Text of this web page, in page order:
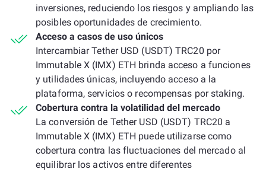
inversiones, reduciendo los riesgos y ampliando las
posibles oportunidades de crecimiento.
Acceso a casos de uso únicos
Intercambiar Tether USD (USDT) TRC20 por
Immutable X (IMX) ETH brinda acceso a funciones
y utilidades únicas, incluyendo acceso a la
plataforma, servicios o recompensas por staking.
Cobertura contra la volatilidad del mercado
La conversión de Tether USD (USDT) TRC20 a
Immutable X (IMX) ETH puede utilizarse como
cobertura contra las fluctuaciones del mercado al
equilibrar los activos entre diferentes